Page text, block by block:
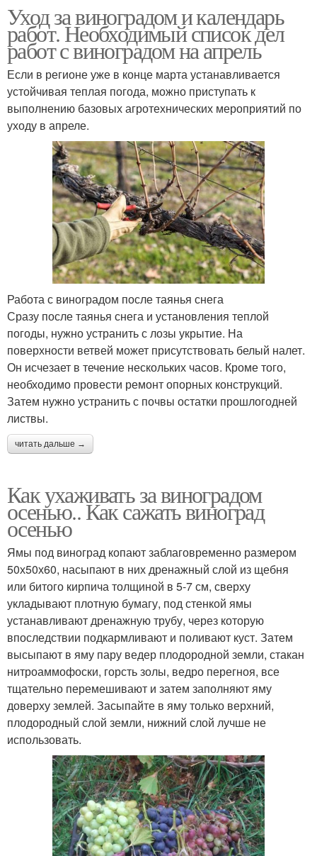
Уход за виноградом и календарь
работ. Необходимый список дел
работ с виноградом на апрель
Если в регионе уже в конце марта устанавливается
устойчивая теплая погода, можно приступать к
выполнению базовых агротехнических мероприятий по
уходу в апреле.
Работа с виноградом после таянья снега
Сразу после таянья снега и установления теплой
погоды, нужно устранить с лозы укрытие. На
поверхности ветвей может присутствовать белый налет.
Он исчезает в течение нескольких часов. Кроме того,
необходимо провести ремонт опорных конструкций.
Затем нужно устранить с почвы остатки прошлогодней
листвы.
читать дальше →
Как ухаживать за виноградом
осенью.. Как сажать виноград
осенью
Ямы под виноград копают заблаговременно размером
50х50х60, насыпают в них дренажный слой из щебня
или битого кирпича толщиной в 5-7 см, сверху
укладывают плотную бумагу, под стенкой ямы
устанавливают дренажную трубу, через которую
впоследствии подкармливают и поливают куст. Затем
высыпают в яму пару ведер плодородной земли, стакан
нитроаммофоски, горсть золы, ведро перегноя, все
тщательно перемешивают и затем заполняют яму
доверху землей. Засыпайте в яму только верхний,
плодородный слой земли, нижний слой лучше не
использовать.